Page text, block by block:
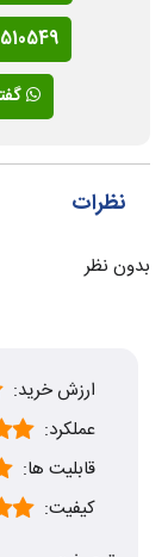
نظرات
بدون نظر
ارزش خرید:
عملکرد:
قابلیت ها:
کیفیت: